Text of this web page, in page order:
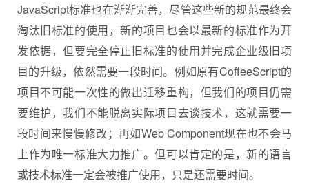
JavaScript标准也在渐渐完善，尽管这些新的规范最终会
淘汰旧标准的使用，新的项目也会以最新的标准作为开
发依据，但要完全停止旧标准的使用并完成企业级旧项
目的升级，依然需要一段时间。例如原有CoffeeScript的
项目不可能一次性的做出迁移重构，但我们的项目仍需
要维护，我们不能脱离实际项目去谈技术，这就需要一
段时间来慢慢修改；再如Web Component现在也不会马
上作为唯一标准大力推广。但可以肯定的是，新的语言
或技术标准一定会被推广使用，只是还需要时间。